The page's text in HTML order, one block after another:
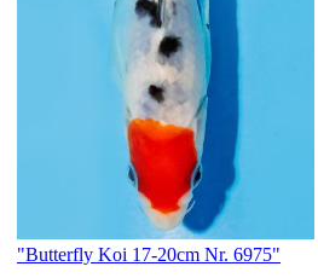
"Butterfly Koi 17-20cm Nr. 6975"